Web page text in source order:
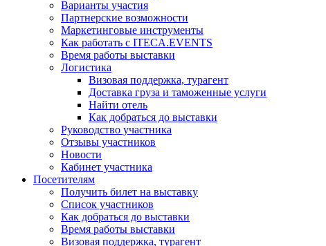
Варианты участия
Партнерские возможности
Маркетинговые инструменты
Как работать с ITECA.EVENTS
Время работы выставки
Логистика
Визовая поддержка, турагент
Доставка груза и таможенные услуги
Найти отель
Как добраться до выставки
Руководство участника
Отзывы участников
Новости
Кабинет участника
Посетителям
Получить билет на выставку
Список участников
Как добраться до выставки
Время работы выставки
Визовая поддержка, турагент